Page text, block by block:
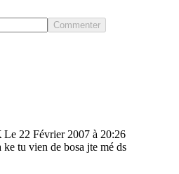
Commenter
Le 22 Février 2007 à 20:26
tu vien de bosa jte mé ds